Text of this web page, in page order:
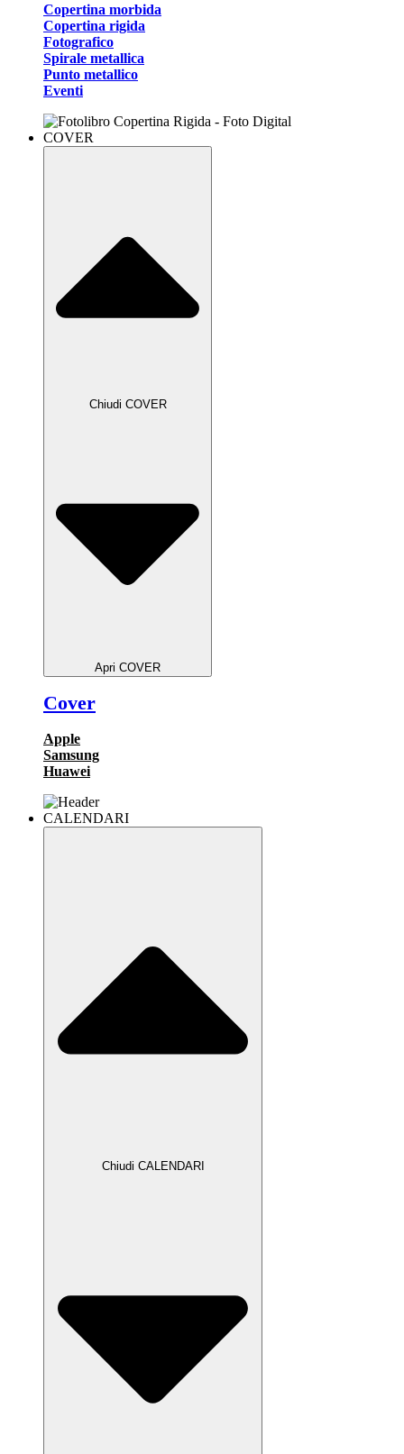
Copertina morbida
Copertina rigida
Fotografico
Spirale metallica
Punto metallico
Eventi
COVER
Chiudi COVER
Apri COVER
Cover
Apple
Samsung
Huawei
CALENDARI
Chiudi CALENDARI